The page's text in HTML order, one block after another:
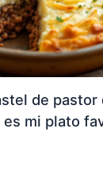
de pastor
es mi plato